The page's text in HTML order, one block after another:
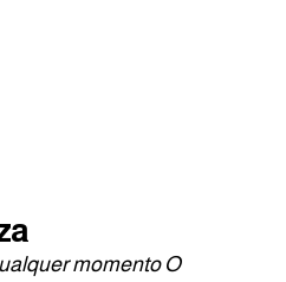
momento O